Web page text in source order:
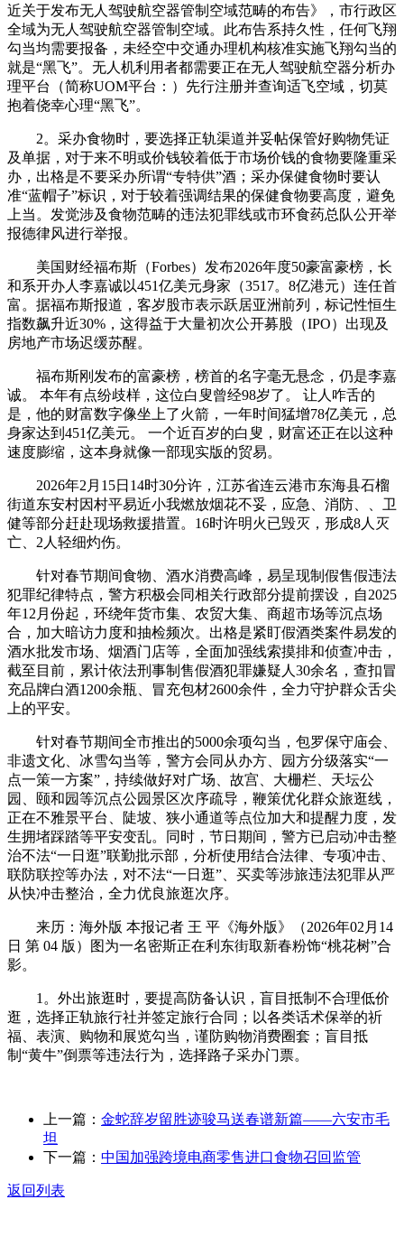
近关于发布无人驾驶航空器管制空域范畴的布告》，市行政区
全域为无人驾驶航空器管制空域。此布告系持久性，任何飞翔
勾当均需要报备，未经空中交通办理机构核准实施飞翔勾当的
就是“黑飞”。无人机利用者都需要正在无人驾驶航空器分析办
理平台（简称UOM平台：）先行注册并查询适飞空域，切莫
抱着侥幸心理“黑飞”。
2。采办食物时，要选择正轨渠道并妥帖保管好购物凭证
及单据，对于来不明或价钱较着低于市场价钱的食物要隆重采
办，出格是不要采办所谓“专特供”酒；采办保健食物时要认
准“蓝帽子”标识，对于较着强调结果的保健食物要高度，避免
上当。发觉涉及食物范畴的违法犯罪线或市环食药总队公开举
报德律风进行举报。
美国财经福布斯（Forbes）发布2026年度50豪富豪榜，长
和系开办人李嘉诚以451亿美元身家（3517。8亿港元）连任首
富。据福布斯报道，客岁股市表示跃居亚洲前列，标记性恒生
指数飙升近30%，这得益于大量初次公开募股（IPO）出现及
房地产市场迟缓苏醒。
福布斯刚发布的富豪榜，榜首的名字毫无悬念，仍是李嘉
诚。 本年有点纷歧样，这位白叟曾经98岁了。 让人咋舌的
是，他的财富数字像坐上了火箭，一年时间猛增78亿美元，总
身家达到451亿美元。 一个近百岁的白叟，财富还正在以这种
速度膨缩，这本身就像一部现实版的贸易。
2026年2月15日14时30分许，江苏省连云港市东海县石榴
街道东安村因村平易近小我燃放烟花不妥，应急、消防、、卫
健等部分赶赴现场救援措置。16时许明火已毁灭，形成8人灭
亡、2人轻细灼伤。
针对春节期间食物、酒水消费高峰，易呈现制假售假违法
犯罪纪律特点，警方积极会同相关行政部分提前摆设，自2025
年12月份起，环绕年货市集、农贸大集、商超市场等沉点场
合，加大暗访力度和抽检频次。出格是紧盯假酒类案件易发的
酒水批发市场、烟酒门店等，全面加强线索摸排和侦查冲击，
截至目前，累计依法刑事制售假酒犯罪嫌疑人30余名，查扣冒
充品牌白酒1200余瓶、冒充包材2600余件，全力守护群众舌尖
上的平安。
针对春节期间全市推出的5000余项勾当，包罗保守庙会、
非遗文化、冰雪勾当等，警方会同从办方、园方分级落实“一
点一策一方案”，持续做好对广场、故宫、大栅栏、天坛公
园、颐和园等沉点公园景区次序疏导，鞭策优化群众旅逛线，
正在不雅景平台、陡坡、狭小通道等点位加大和提醒力度，发
生拥堵踩踏等平安变乱。同时，节日期间，警方已启动冲击整
治不法“一日逛”联勤批示部，分析使用结合法律、专项冲击、
联防联控等办法，对不法“一日逛”、买卖等涉旅违法犯罪从严
从快冲击整治，全力优良旅逛次序。
来历：海外版 本报记者 王 平《海外版》（2026年02月14
日 第 04 版）图为一名密斯正在利东街取新春粉饰“桃花树”合
影。
1。外出旅逛时，要提高防备认识，盲目抵制不合理低价
逛，选择正轨旅行社并签定旅行合同；以各类话术保举的祈
福、表演、购物和展览勾当，谨防购物消费圈套；盲目抵
制“黄牛”倒票等违法行为，选择路子采办门票。
上一篇： 金蛇辞岁留胜迹骏马送春谱新篇——六安市毛
坦
下一篇： 中国加强跨境电商零售进口食物召回监管
返回列表